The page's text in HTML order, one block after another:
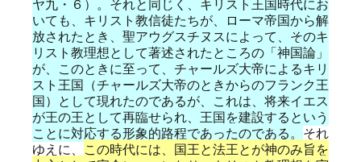
いても、キリスト教信徒たちが、ローマ帝国から解
放されたとき、聖アウグスチヌスによって、そのキ
リスト教理想として著述されたところの「神国論」
が、このときに至って、チャールズ大帝によるキリ
スト王国（チャールズ大帝のときからのフランク王
国）として現れたのであるが、これは、将来イエス
が王の王として再臨せられ、王国を建設するという
ことに対応する形象的路程であったのである。 それ
ゆえに、 この時代には、国王と法王とが神のみ旨を